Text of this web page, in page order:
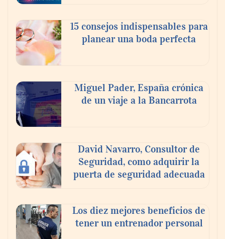
Eulalia Roig lanza ‘The Journal’, una
fotografía editorial
El voto del público será decisivo para
elegir a los ganadores del X Concurso de
Cementerios de España
15 consejos indispensables para
planear una boda perfecta
Miguel Pader, España crónica
de un viaje a la Bancarrota
David Navarro, Consultor de
Seguridad, como adquirir la
puerta de seguridad adecuada
Los diez mejores beneficios de
tener un entrenador personal